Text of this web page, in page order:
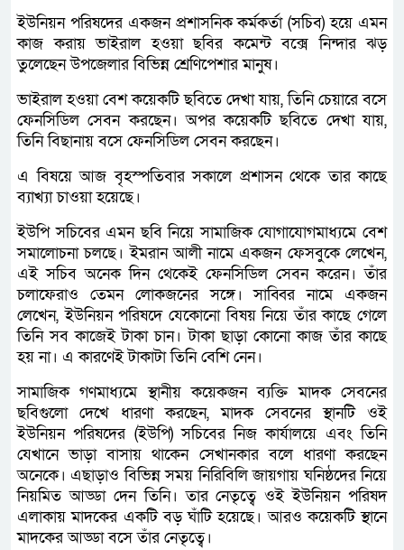
ইউনিয়ন পরিষদের একজন প্রশাসনিক কর্মকর্তা (সচিব) হয়ে এমন
কাজ করায় ভাইরাল হওয়া ছবির কমেন্ট বক্সে নিন্দার ঝড়
তুলেছেন উপজেলার বিভিন্ন শ্রেণিপেশার মানুষ।
ভাইরাল হওয়া বেশ কয়েকটি ছবিতে দেখা যায়, তিনি চেয়ারে বসে
ফেনসিডিল সেবন করছেন। অপর কয়েকটি ছবিতে দেখা যায়,
তিনি বিছানায় বসে ফেনসিডিল সেবন করছেন।
এ বিষয়ে আজ বৃহস্পতিবার সকালে প্রশাসন থেকে তার কাছে
ব্যাখ্যা চাওয়া হয়েছে।
ইউপি সচিবের এমন ছবি নিয়ে সামাজিক যোগাযোগমাধ্যমে বেশ
সমালোচনা চলছে। ইমরান আলী নামে একজন ফেসবুকে লেখেন,
এই সচিব অনেক দিন থেকেই ফেনসিডিল সেবন করেন। তাঁর
চলাফেরাও তেমন লোকজনের সঙ্গে। সাব্বির নামে একজন
লেখেন, ইউনিয়ন পরিষদে যেকোনো বিষয় নিয়ে তাঁর কাছে গেলে
তিনি সব কাজেই টাকা চান। টাকা ছাড়া কোনো কাজ তাঁর কাছে
হয় না। এ কারণেই টাকাটা তিনি বেশি নেন।
সামাজিক গণমাধ্যমে স্থানীয় কয়েকজন ব্যক্তি মাদক সেবনের
ছবিগুলো দেখে ধারণা করছেন, মাদক সেবনের স্থানটি ওই
ইউনিয়ন পরিষদের (ইউপি) সচিবের নিজ কার্যালয়ে এবং তিনি
যেখানে ভাড়া বাসায় থাকেন সেখানকার বলে ধারণা করছেন
অনেকে। এছাড়াও বিভিন্ন সময় নিরিবিলি জায়গায় ঘনিষ্ঠদের নিয়ে
নিয়মিত আড্ডা দেন তিনি। তার নেতৃত্বে ওই ইউনিয়ন পরিষদ
এলাকায় মাদকের একটি বড় ঘাঁটি হয়েছে। আরও কয়েকটি স্থানে
মাদকের আড্ডা বসে তাঁর নেতৃত্বে।